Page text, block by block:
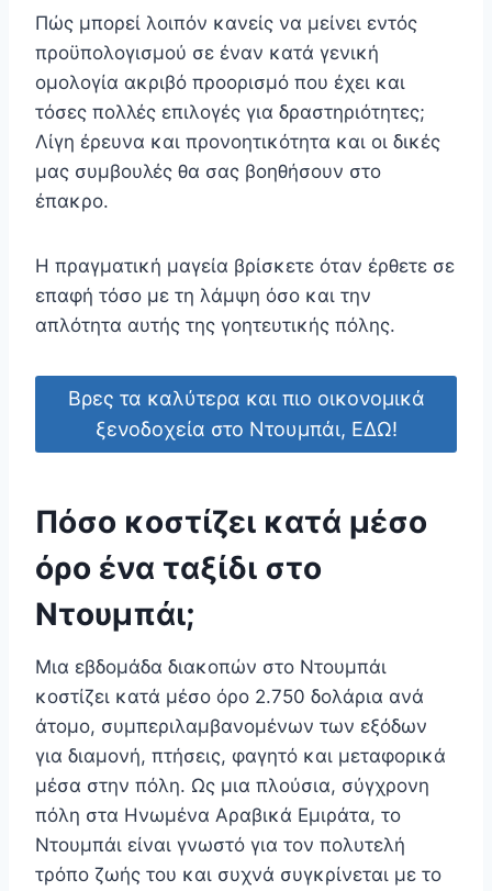
Πώς μπορεί λοιπόν κανείς να μείνει εντός
προϋπολογισμού σε έναν κατά γενική
ομολογία ακριβό προορισμό που έχει και
τόσες πολλές επιλογές για δραστηριότητες;
Λίγη έρευνα και προνοητικότητα και οι δικές
μας συμβουλές θα σας βοηθήσουν στο
έπακρο.
Η πραγματική μαγεία βρίσκετε όταν έρθετε σε
επαφή τόσο με τη λάμψη όσο και την
απλότητα αυτής της γοητευτικής πόλης.
Βρες τα καλύτερα και πιο οικονομικά
ξενοδοχεία στο Ντουμπάι, ΕΔΩ!
Πόσο κοστίζει κατά μέσο
όρο ένα ταξίδι στο
Ντουμπάι;
Μια εβδομάδα διακοπών στο Ντουμπάι
κοστίζει κατά μέσο όρο 2.750 δολάρια ανά
άτομο, συμπεριλαμβανομένων των εξόδων
για διαμονή, πτήσεις, φαγητό και μεταφορικά
μέσα στην πόλη. Ως μια πλούσια, σύγχρονη
πόλη στα Ηνωμένα Αραβικά Εμιράτα, το
Ντουμπάι είναι γνωστό για τον πολυτελή
τρόπο ζωής του και συχνά συγκρίνεται με το